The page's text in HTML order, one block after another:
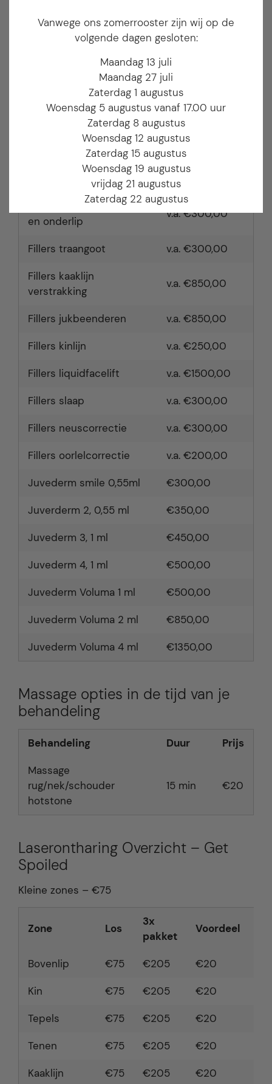
Botox frons en
Botox tegen overmatig
€750,00
Gummy smile v.a. €100,00
Fillers neus lippen plooi v.a. €300,00
Fillers lippen opvullen v.a. €250,00
Fillers rimpels boven-
en onderlip
v.a. €300,00
Fillers traangoot v.a. €300,00
Fillers kaaklijn
verstrakking
v.a. €850,00
Fillers jukbeenderen v.a. €850,00
Fillers kinlijn v.a. €250,00
Fillers liquidfacelift v.a. €1500,00
Fillers slaap v.a. €300,00
Fillers neuscorrectie v.a. €300,00
Fillers oorlelcorrectie v.a. €200,00
Juvederm smile 0,55ml €300,00
Juverderm 2, 0,55 ml €350,00
Juvederm 3, 1 ml €450,00
Juvederm 4, 1 ml €500,00
Juvederm Voluma 1 ml €500,00
Juvederm Voluma 2 ml €850,00
Juvederm Voluma 4 ml €1350,00
Massage opties in de tijd van je
behandeling
Behandeling Duur Prijs
Massage
rug/nek/schouder
hotstone
15 min €20
Laserontharing Overzicht – Get
Spoiled
Kleine zones – €75
Zone Los
3x
pakket
Voordeel
Bovenlip €75 €205 €20
Kin €75 €205 €20
Tepels €75 €205 €20
Tenen €75 €205 €20
Kaaklijn €75 €205 €20
Vanwege ons zomerrooster zijn wij op de
volgende dagen gesloten:
Maandag 13 juli
Maandag 27 juli
Zaterdag 1 augustus
Woensdag 5 augustus vanaf 17.00 uur
Zaterdag 8 augustus
Woensdag 12 augustus
Zaterdag 15 augustus
Woensdag 19 augustus
vrijdag 21 augustus
Zaterdag 22 augustus
Wij wensen je een fijne zomer!